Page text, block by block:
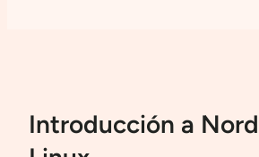
Introducción a